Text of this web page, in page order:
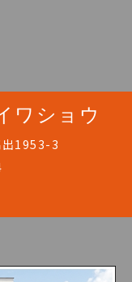
ワショウ
出1953-3